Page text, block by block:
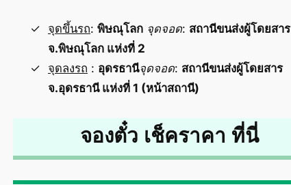
จุดขึ้นรถ: พิษณุโลก จุดจอด: สถานีขนส่งผู้โดยสาร
จ.พิษณุโลก แห่งที่ 2
จุดลงรถ : อุดรธานีจุดจอด: สถานีขนส่งผู้โดยสาร
จ.อุดรธานี แห่งที่ 1 (หน้าสถานี)
จองตั๋ว เช็คราคา ที่นี่